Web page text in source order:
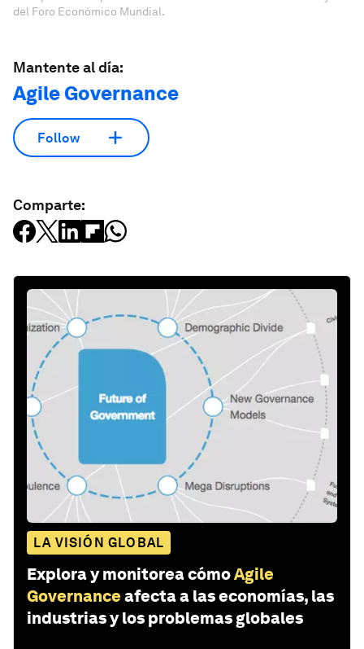
del Foro Económico Mundial.
Mantente al día:
Agile Governance
Follow
Comparte:
LA VISIÓN GLOBAL
Explora y monitorea cómoAgile
Governance afecta a las economías, las
industrias y los problemas globales